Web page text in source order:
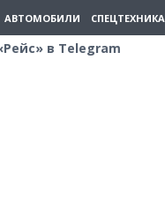
АВТОМОБИЛИ СПЕЦТЕХНИКА
в Telegram